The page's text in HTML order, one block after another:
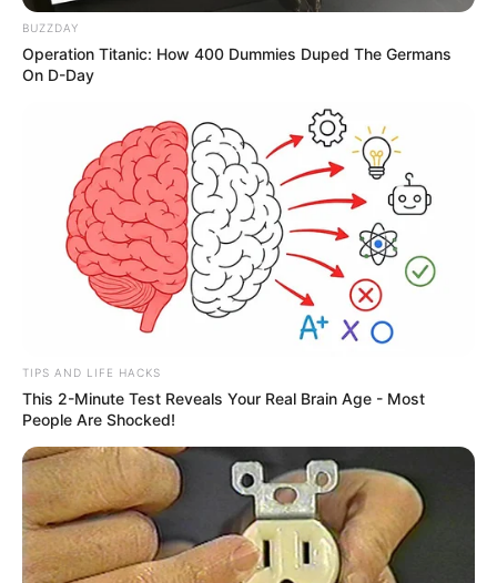
BUZZDAY
Operation Titanic: How 400 Dummies Duped The Germans
On D-Day
TIPS AND LIFE HACKS
This 2-Minute Test Reveals Your Real Brain Age - Most
People Are Shocked!